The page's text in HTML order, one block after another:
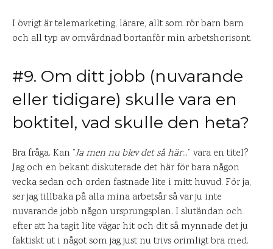
I övrigt är telemarketing, lärare, allt som rör barn barn
och all typ av omvårdnad bortanför min arbetshorisont.
#9. Om ditt jobb (nuvarande
eller tidigare) skulle vara en
boktitel, vad skulle den heta?
Bra fråga. Kan ”Ja men nu blev det så här…” vara en titel?
Jag och en bekant diskuterade det här för bara någon
vecka sedan och orden fastnade lite i mitt huvud. För ja,
ser jag tillbaka på alla mina arbetsår så var ju inte
nuvarande jobb någon ursprungsplan. I slutändan och
efter att ha tagit lite vägar hit och dit så mynnade det ju
faktiskt ut i något som jag just nu trivs orimligt bra med.